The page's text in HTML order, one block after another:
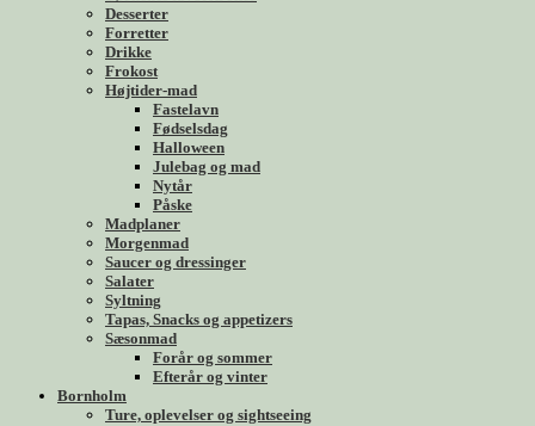
Desserter
Forretter
Drikke
Frokost
Højtider-mad
Fastelavn
Fødselsdag
Halloween
Julebag og mad
Nytår
Påske
Madplaner
Morgenmad
Saucer og dressinger
Salater
Syltning
Tapas, Snacks og appetizers
Sæsonmad
Forår og sommer
Efterår og vinter
Bornholm
Ture, oplevelser og sightseeing